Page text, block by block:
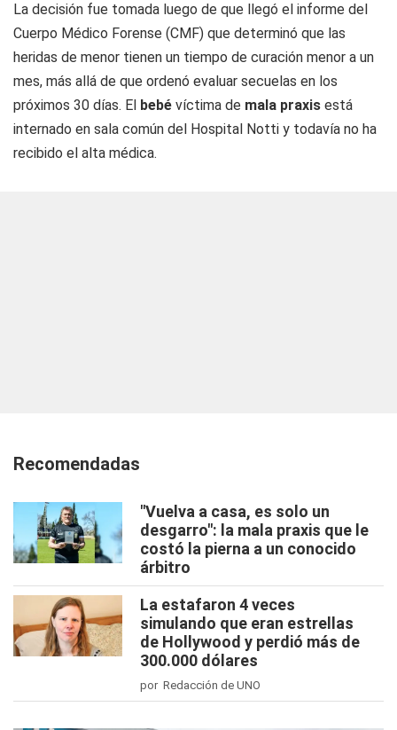
La decisión fue tomada luego de que llegó el informe del
Cuerpo Médico Forense (CMF) que determinó que las
heridas de menor tienen un tiempo de curación menor a un
mes, más allá de que ordenó evaluar secuelas en los
próximos 30 días. El bebé víctima de mala praxis está
internado en sala común del Hospital Notti y todavía no ha
recibido el alta médica.
Recomendadas
"Vuelva a casa, es solo un
desgarro": la mala praxis que le
costó la pierna a un conocido
árbitro
La estafaron 4 veces
simulando que eran estrellas
de Hollywood y perdió más de
300.000 dólares
por Redacción de UNO